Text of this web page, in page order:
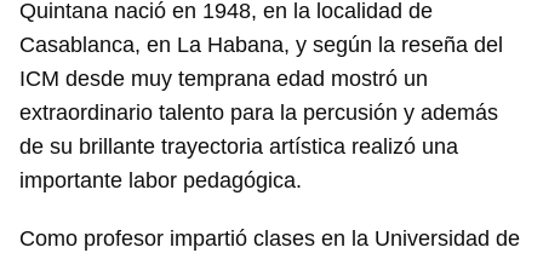
Quintana nació en 1948, en la localidad de
Casablanca, en La Habana, y según la reseña del
ICM desde muy temprana edad mostró un
extraordinario talento para la percusión y además
de su brillante trayectoria artística realizó una
importante labor pedagógica.
Como profesor impartió clases en la Universidad de